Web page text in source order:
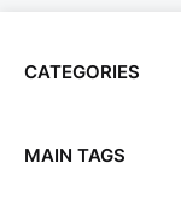
CATEGORIES
MAIN TAGS